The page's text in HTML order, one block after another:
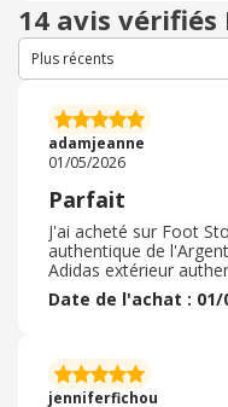
14 avis vérifiés
adamjeanne
01/05/2026
Parfait
J'ai acheté sur Foot
authentique de
Adidas extérieur
Monde 2026 avec un
suis très satisfait de la
n'hésiterai pas une
Foot Store à l'avenir.
Date de l'achat : 01/
jenniferfichou